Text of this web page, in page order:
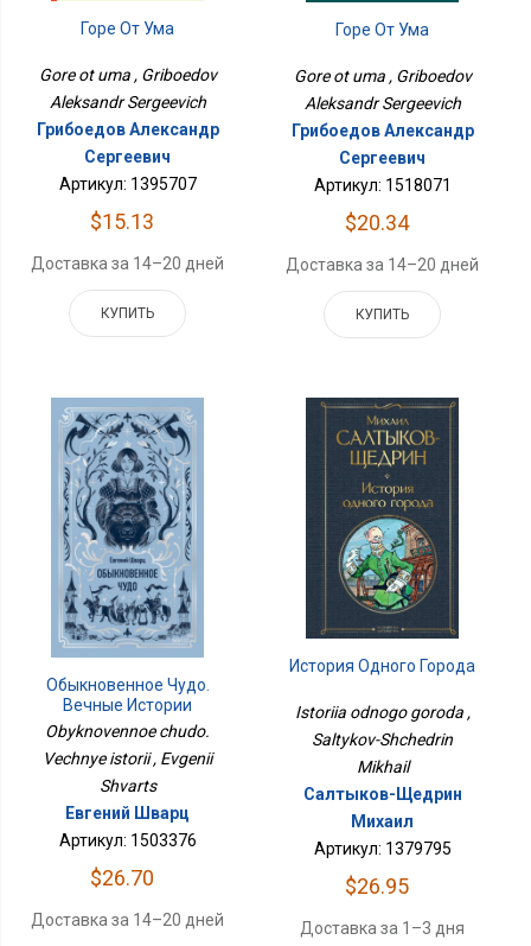
Горе От Ума
Gore ot uma , Griboedov
Aleksandr Sergeevich
Грибоедов Александр
Сергеевич
Артикул: 1395707
$15.13
Доставка за 14–20 дней
КУПИТЬ
Горе От Ума
Gore ot uma , Griboedov
Aleksandr Sergeevich
Грибоедов Александр
Сергеевич
Артикул: 1518071
$20.34
Доставка за 14–20 дней
КУПИТЬ
Обыкновенное Чудо.
Вечные Истории
Obyknovennoe chudo.
Vechnye istorii , Evgenii
Shvarts
Евгений Шварц
Артикул: 1503376
$26.70
Доставка за 14–20 дней
История Одного Города
Istoriia odnogo goroda ,
Saltykov-Shchedrin
Mikhail
Салтыков-Щедрин
Михаил
Артикул: 1379795
$26.95
Доставка за 1–3 дня